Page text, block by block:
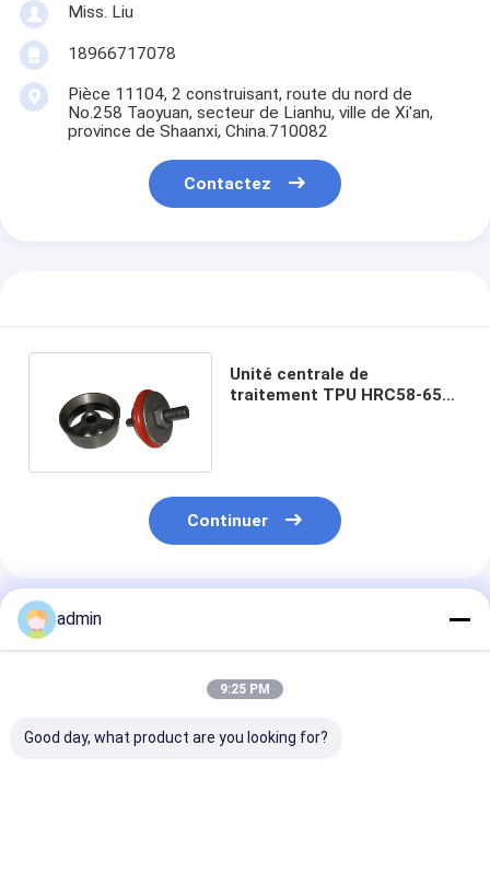
Miss. Liu
18966717078
Pièce 11104, 2 construisant, route du nord de
No.258 Taoyuan, secteur de Lianhu, ville de Xi'an,
province de Shaanxi, China.710082
Contactez
Unité centrale de
traitement TPU HRC58-65
Continuer
Produits Recommandés
admin
9:25 PM
Good day, what product are you looking for?